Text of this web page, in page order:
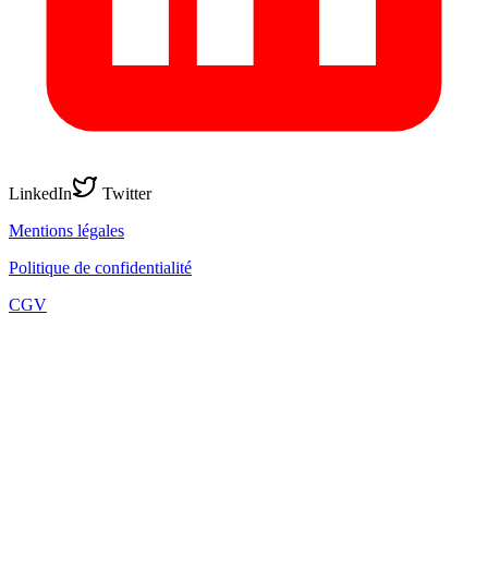
LinkedIn
Twitter
Mentions légales
Politique de confidentialité
CGV